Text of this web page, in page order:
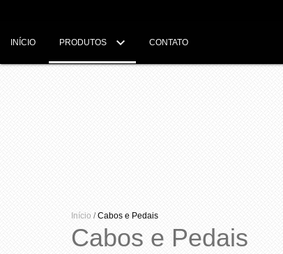
INÍCIO PRODUTOS CONTATO
Início / Cabos e Pedais
Cabos e Pedais